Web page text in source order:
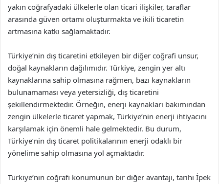
yakın coğrafyadaki ülkelerle olan ticari ilişkiler, taraflar
arasında güven ortamı oluşturmakta ve ikili ticaretin
artmasına katkı sağlamaktadır.
Türkiye’nin dış ticaretini etkileyen bir diğer coğrafi unsur,
doğal kaynakların dağılımıdır. Türkiye, zengin yer altı
kaynaklarına sahip olmasına rağmen, bazı kaynakların
bulunamaması veya yetersizliği, dış ticaretini
şekillendirmektedir. Örneğin, enerji kaynakları bakımından
zengin ülkelerle ticaret yapmak, Türkiye’nin enerji ihtiyacını
karşılamak için önemli hale gelmektedir. Bu durum,
Türkiye’nin dış ticaret politikalarının enerji odaklı bir
yönelime sahip olmasına yol açmaktadır.
Türkiye’nin coğrafi konumunun bir diğer avantajı, tarihi İpek